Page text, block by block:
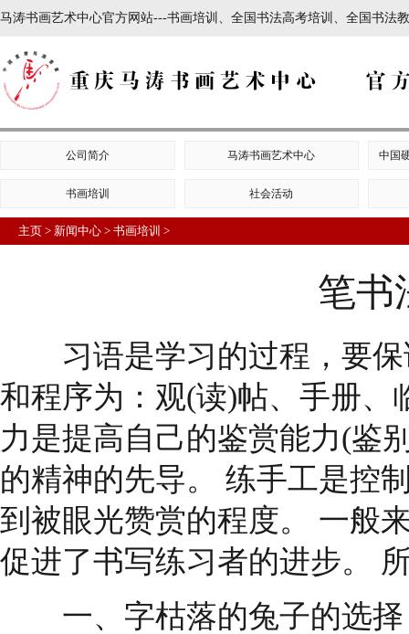
马涛书画艺术中心官方网站---书画培训、全国书法高考培训、全国书法
公司简介 马涛书画艺术中心 中国
书画培训 社会活动
主页 > 新闻中心 > 书画培训 >
笔书
习语是学习的过程，要保
和程序为：观(读)帖、手册、
力是提高自己的鉴赏能力(鉴
的精神的先导。 练手工是控
到被眼光赞赏的程度。 一般
促进了书写练习者的进步。
一、字枯落的兔子的选择